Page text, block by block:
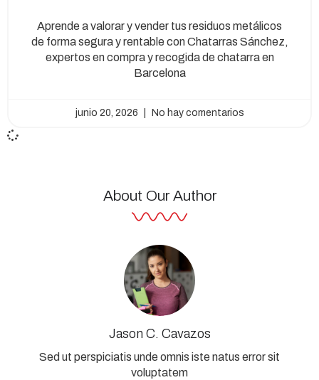
Aprende a valorar y vender tus residuos metálicos
de forma segura y rentable con Chatarras Sánchez,
expertos en compra y recogida de chatarra en
Barcelona
junio 20, 2026 No hay comentarios
About Our Author
Jason C. Cavazos
Sed ut perspiciatis unde omnis iste natus error sit
voluptatem